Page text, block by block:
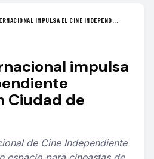
IMPULSA EL CINE INDEPEND...
impulsa
Ciudad de
de Cine Independiente